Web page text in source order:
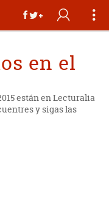
en el
están en Lecturalia
y sigas las